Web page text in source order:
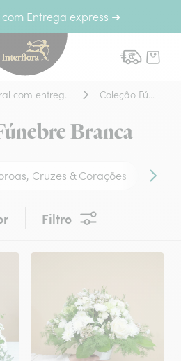
Entrega express ➜
Interflora - entrega de
de flores
Branca
Cruzes & Corações
Filtro